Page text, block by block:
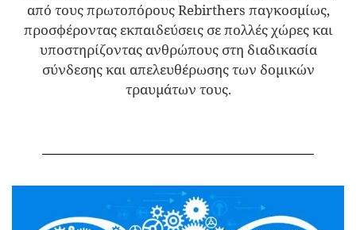
από τους πρωτοπόρους Rebirthers παγκοσμίως,
προσφέροντας εκπαιδεύσεις σε πολλές χώρες και
υποστηρίζοντας ανθρώπους στη διαδικασία
σύνδεσης και απελευθέρωσης των δομικών
τραυμάτων τους.